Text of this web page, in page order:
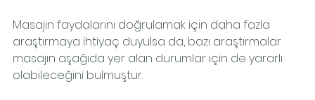
Masajın faydalarını doğrulamak için daha fazla
araştırmaya ihtiyaç duyulsa da, bazı araştırmalar
masajın aşağıda yer alan durumlar için de yararlı
olabileceğini bulmuştur.